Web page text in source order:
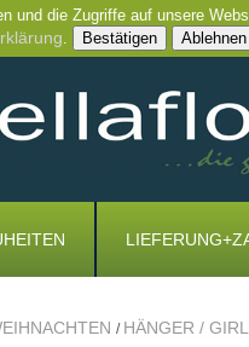
und die Zugriffe auf unsere
. Bestätigen Ablehnen
/ HÄNGER /